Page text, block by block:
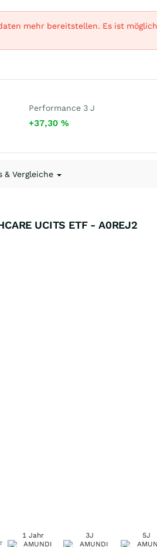
mehr bereitstellen. Es ist
Performance 3 J
+37,30 %
& Vergleiche
UCITS ETF - A0REJ2
1 Jahr 3J 5J